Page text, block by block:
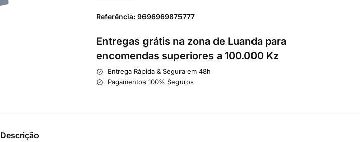
Referência: 9696969875777
Entregas grátis na zona de Luanda para
encomendas superiores a 100.000 Kz
Entrega Rápida & Segura em 48h
Pagamentos 100% Seguros
Descrição